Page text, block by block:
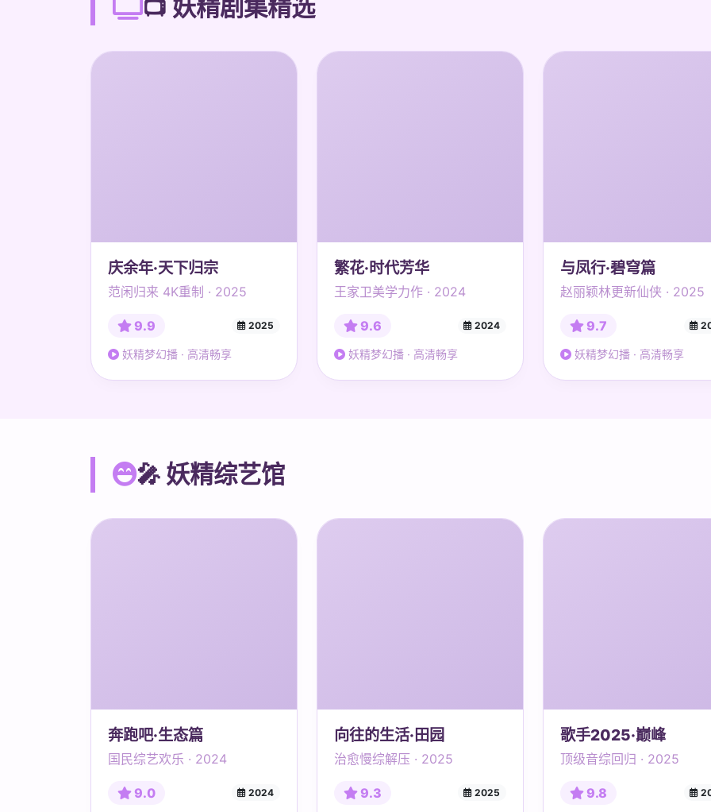
📺 妖精剧集精选
庆余年·天下归宗
范闲归来 4K重制 · 2025
9.9 2025
妖精梦幻播 · 高清畅享
繁花·时代芳华
王家卫美学力作 · 2024
9.6 2024
妖精梦幻播 · 高清畅享
与凤行·碧穹篇
赵丽颖林更新仙侠 · 2025
9.7
妖精梦幻播 · 高清畅享
🎤 妖精综艺馆
奔跑吧·生态篇
国民综艺欢乐 · 2024
9.0 2024
向往的生活·田园
治愈慢综解压 · 2025
9.3 2025
歌手2025·巅峰
顶级音综回归 · 2025
9.8